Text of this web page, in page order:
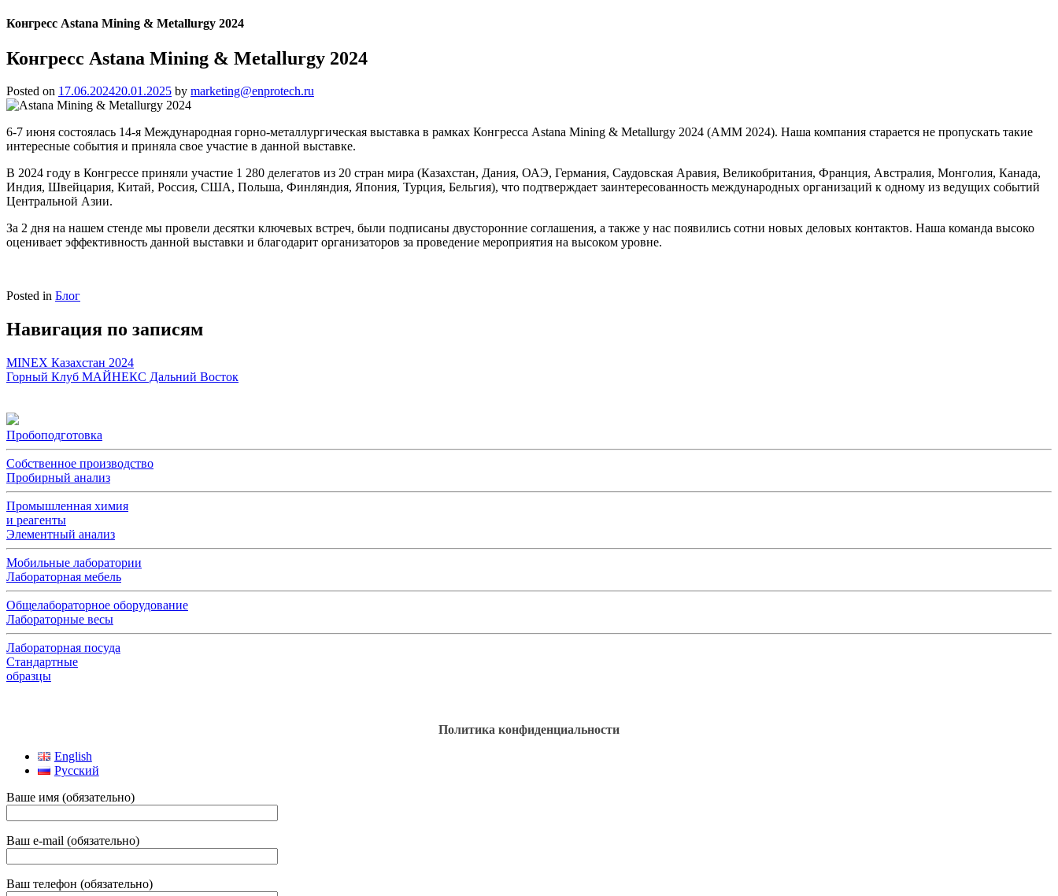
Конгресс Astana Mining & Metallurgy 2024
Конгресс Astana Mining & Metallurgy 2024
Posted on 17.06.202420.01.2025 by marketing@enprotech.ru
6-7 июня состоялась 14-я Международная горно-металлургическая выставка в рамках Конгресса Astana Mining & Metallurgy 2024 (АММ 2024). Наша компания старается не пропускать такие
интересные события и приняла свое участие в данной выставке.
В 2024 году в Конгрессе приняли участие 1 280 делегатов из 20 стран мира (Казахстан, Дания, ОАЭ, Германия, Саудовская Аравия, Великобритания, Франция, Австралия, Монголия, Канада,
Индия, Швейцария, Китай, Россия, США, Польша, Финляндия, Япония, Турция, Бельгия), что подтверждает заинтересованность международных организаций к одному из ведущих событий
Центральной Азии.
За 2 дня на нашем стенде мы провели десятки ключевых встреч, были подписаны двусторонние соглашения, а также у нас появились сотни новых деловых контактов. Наша команда высоко
оценивает эффективность данной выставки и благодарит организаторов за проведение мероприятия на высоком уровне.
Posted in Блог
Навигация по записям
MINEX Казахстан 2024
Горный Клуб МАЙНЕКС Дальний Восток
Пробоподготовка
Собственное производство
Пробирный анализ
Промышленная химия
и реагенты
Элементный анализ
Мобильные лаборатории
Лабораторная мебель
Общелабораторное оборудование
Лабораторные весы
Лабораторная посуда
Стандартные
образцы
Политика конфиденциальности
English
Русский
Ваше имя (обязательно)
Ваш e-mail (обязательно)
Ваш телефон (обязательно)